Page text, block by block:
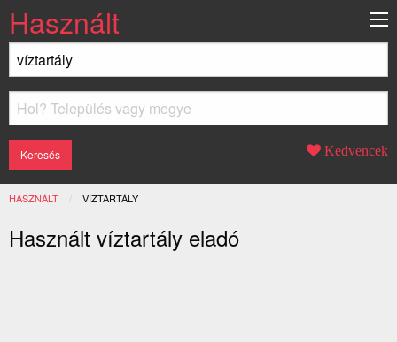
Használt
Kedvencek
HASZNÁLT JELENLEGI:
VÍZTARTÁLY
Használt víztartály eladó